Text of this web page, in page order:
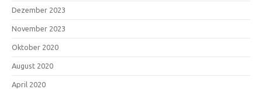
Dezember 2023
November 2023
Oktober 2020
August 2020
April 2020